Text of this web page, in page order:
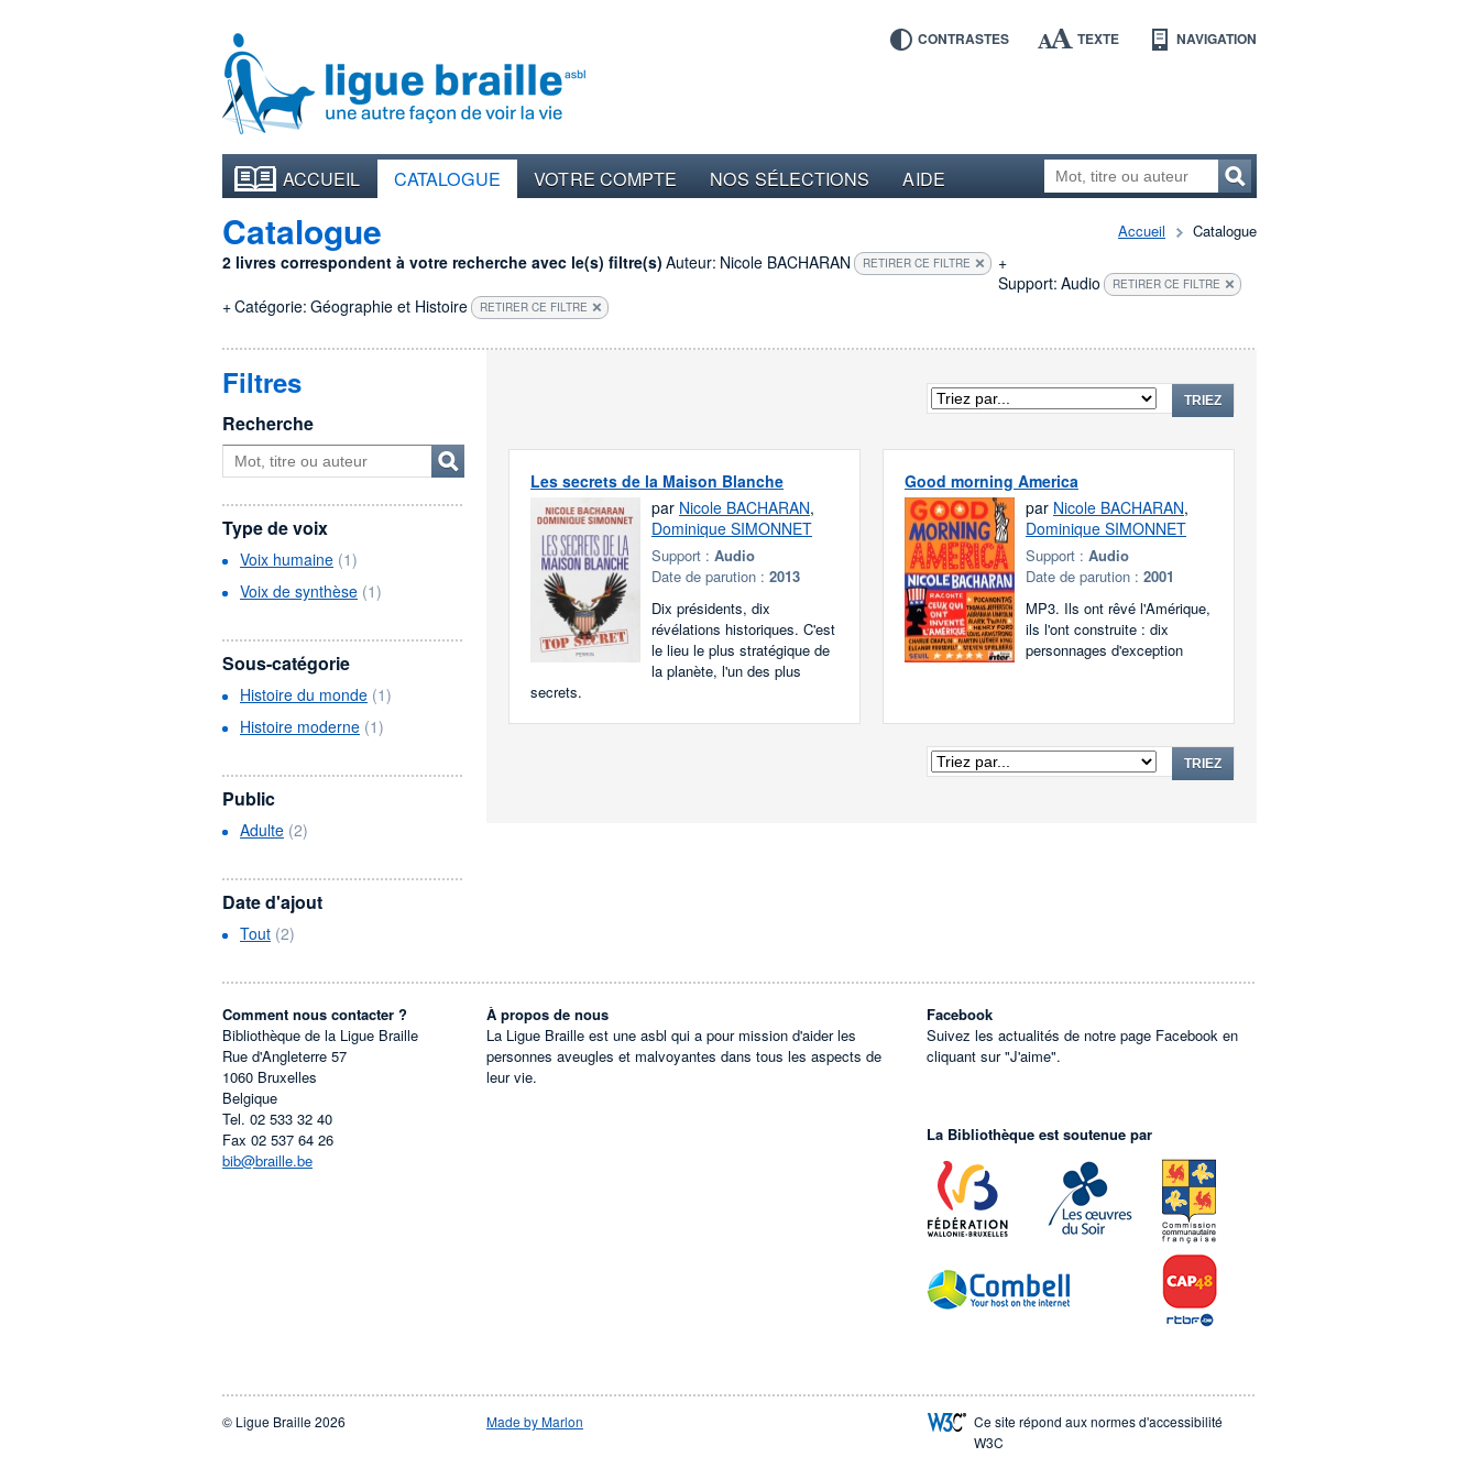
CONTRASTES TEXTE NAVIGATION
ACCUEIL CATALOGUE VOTRE COMPTE NOS SÉLECTIONS AIDE
Accueil Catalogue
Catalogue
2 livres correspondent à votre recherche avec le(s) filtre(s) Auteur: Nicole BACHARAN RETIRER CE FILTRE
+
Support: Audio RETIRER CE FILTRE
+Catégorie: Géographie et Histoire RETIRER CE FILTRE
TRIEZ
Les secrets de la Maison Blanche
par Nicole BACHARAN,
Dominique SIMONNET
Support :Audio
Date de parution :2013
Dix présidents, dix
révélations historiques. C'est
le lieu le plus stratégique de
la planète, l'un des plus
secrets.
Good morning America
par Nicole BACHARAN,
Dominique SIMONNET
Support : Audio
Date de parution : 2001
MP3. Ils ont rêvé l'Amérique,
ils l'ont construite : dix
personnages d'exception
TRIEZ
Filtres
Recherche
Type de voix
Voix humaine (1)
Voix de synthèse (1)
Sous-catégorie
Histoire du monde (1)
Histoire moderne (1)
Public
Adulte (2)
Date d'ajout
Tout (2)
Comment nous contacter ?
Bibliothèque de la Ligue Braille
Rue d'Angleterre 57
1060 Bruxelles
Belgique
Tel. 02 533 32 40
Fax 02 537 64 26
bib@braille.be
À propos de nous
La Ligue Braille est une asbl qui a pour mission d'aider les
personnes aveugles et malvoyantes dans tous les aspects de
leur vie.
Facebook
Suivez les actualités de notre page Facebook en
cliquant sur "J'aime".
La Bibliothèque est soutenue par
© Ligue Braille 2026 Made by Marlon
Ce site répond aux normes d'accessibilité
W3C